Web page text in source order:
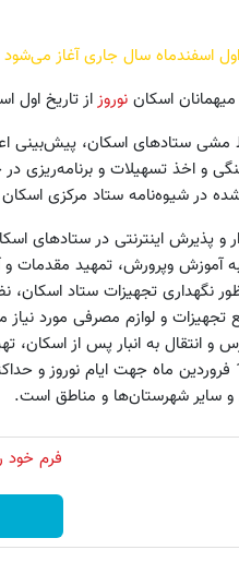
اسفندماه سال جاری آغاز می‌شود
اسکان نوروز از تاریخ
ستاد‌های اسکان، پیش‌بینی
و اخذ تسهیلات و برنامه‌ریزی
در شیوه‌نامه ستاد مرکزی
و پذیرش اینترنتی در
به آموزش وپرورش، تمهید
تجهیزات ستاد اسکان،
تجهیزات و لوازم مصرفی مورد
و انتقال به انبار پس از
و سایر شهرستان‌ها و مناطق است.
فرم خود